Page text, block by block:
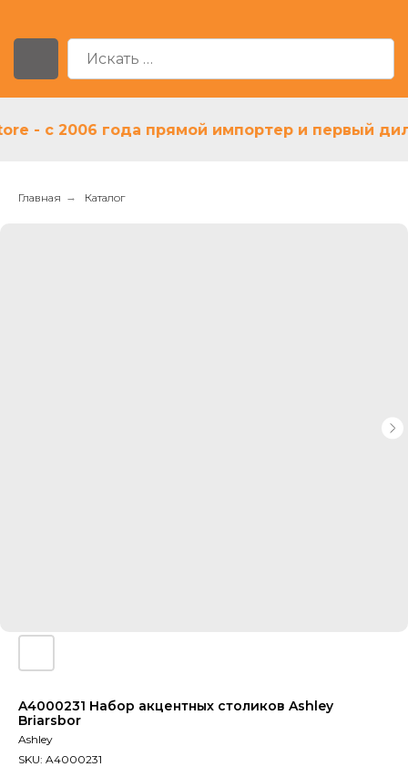
с 2006 года прямой импортер и первый дилер
Главная → Каталог
A4000231 Набор акцентных столиков Ashley
Briarsbor
Ashley
SKU: A4000231